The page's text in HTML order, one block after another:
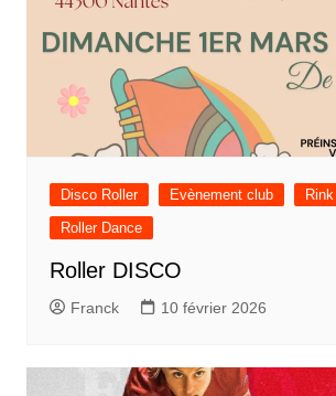
Disco Roller Evènement club
Roller Dance
Roller DISCO
Franck 10 février 2026